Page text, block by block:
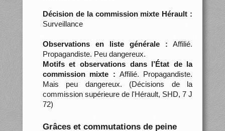
Décision de la commission mixte Hérault :
Surveillance
Observations en liste générale : Affilié.
Propagandiste. Peu dangereux.
Motifs et observations dans l’État de la
commission mixte : Affilié. Propagandiste.
Mais peu dangereux. (Décisions de la
commission supérieure de l'Hérault, SHD, 7 J
72)
Grâces et commutations de peine